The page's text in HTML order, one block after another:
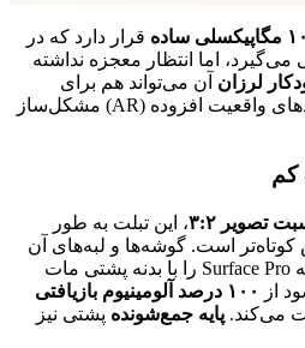
قرار دارد که در
اما انتظار معجزه نداشته
لرزان آن می‌تواند هم برای
فیلم‌برداری و هم برای کاربردهای واقعیت افزوده (AR) مشکل‌ساز
کم
تصویر ۳:۲
، این تبلت به طور
است. گوشه‌ها و لبه‌های آن
هستند که Surface Pro را با بدنه پشتی مات
از
۱۰۰ درصد آلومینیوم بازیافتی
می‌کند. پایه جمع‌شونده پشتی نیز